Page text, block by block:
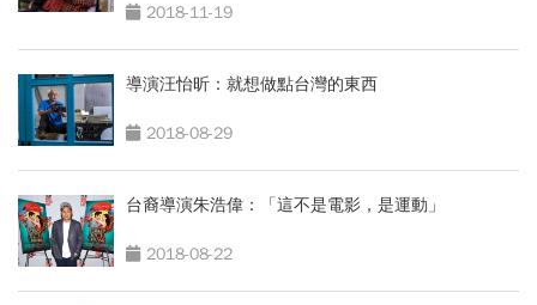
2018-11-19
導演汪怡昕：就想做點台灣的東西
2018-08-29
台裔導演朱浩偉：「這不是電影，是運動」
2018-08-22